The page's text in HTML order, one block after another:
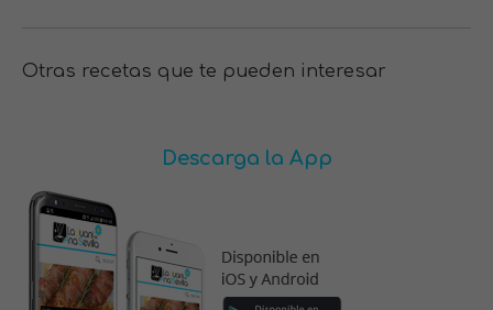
Otras recetas que te pueden interesar
Descarga la App